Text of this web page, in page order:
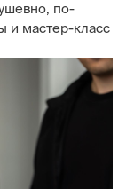
по-
и мастер-класс